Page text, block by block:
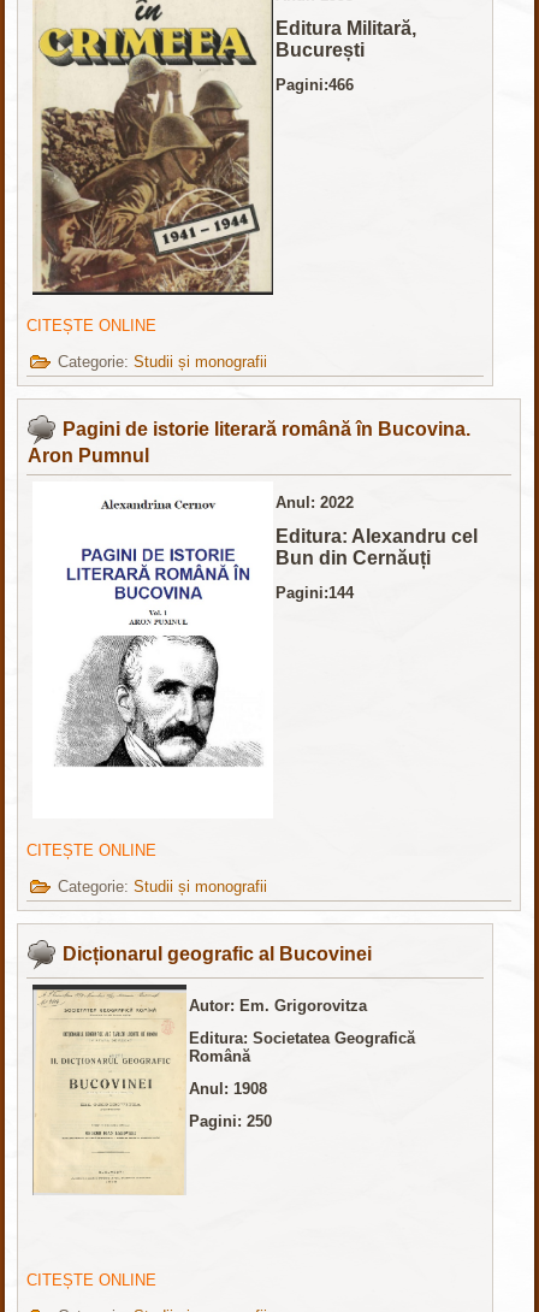
Editura Militară,
București
Pagini:466
CITEȘTE ONLINE
Categorie:Studii și monografii
Pagini de istorie literară română în Bucovina.
Aron Pumnul
Anul: 2022
Editura: Alexandru cel
Bun din Cernăuți
Pagini:144
CITEȘTE ONLINE
Categorie:Studii și monografii
Dicționarul geografic al Bucovinei
Autor: Em. Grigorovitza
Editura: Societatea Geografică
Română
Anul: 1908
Pagini: 250
CITEȘTE ONLINE